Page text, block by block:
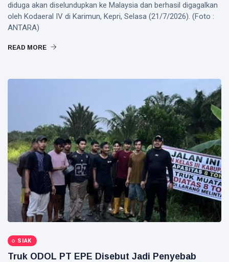
Politik
diduga akan diselundupkan ke Malaysia dan berhasil digagalkan
oleh Kodaeral IV di Karimun, Kepri, Selasa (21/7/2026). (Foto :
ANTARA)
READ MORE
SIAK
Truk ODOL PT EPE Disebut Jadi Penyebab